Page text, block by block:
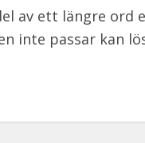
av ett längre ord
inte passar kan